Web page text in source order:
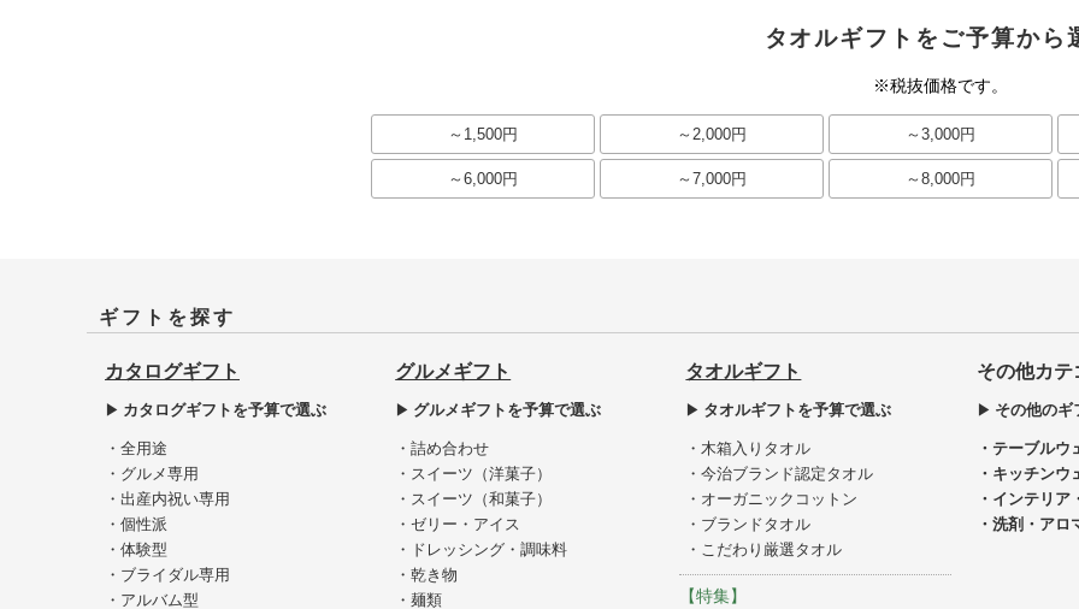
タオルギフトをご予算から
※税抜価格です。
～1,500円 ～2,000円 ～3,000円
～6,000円 ～7,000円 ～8,000円
ギフトを探す
カタログギフト
カタログギフトを予算で選ぶ
・全用途
・グルメ専用
・出産内祝い専用
・個性派
・体験型
・ブライダル専用
・アルバム型
グルメギフト
グルメギフトを予算で選ぶ
・詰め合わせ
・スイーツ（洋菓子）
・スイーツ（和菓子）
・ゼリー・アイス
・ドレッシング・調味料
・乾き物
・麺類
タオルギフト
タオルギフトを予算で選ぶ
・木箱入りタオル
・今治ブランド認定タオル
・オーガニックコットン
・ブランドタオル
・こだわり厳選タオル
【特集】
その他カテ
その他のギ
・テーブルウ
・キッチンウ
・インテリア
・洗剤・アロ